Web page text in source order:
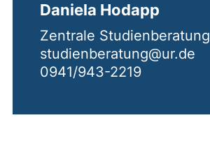
Daniela Hodapp
Zentrale Studienberatung
studienberatung@ur.de
0941/943-2219